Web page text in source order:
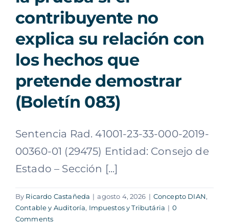
contribuyente no
explica su relación con
los hechos que
pretende demostrar
(Boletín 083)
Sentencia Rad. 41001-23-33-000-2019-
00360-01 (29475) Entidad: Consejo de
Estado – Sección [...]
By Ricardo Castañeda | agosto 4, 2026 | Concepto DIAN,
Contable y Auditoría, Impuestos y Tributária | 0
Comments